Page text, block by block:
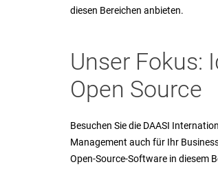
diesen Bereichen anbieten.
Unser Fokus:
Open Source
Besuchen Sie die DAASI
Management auch für Ihr
Open-Source-Software in diesem